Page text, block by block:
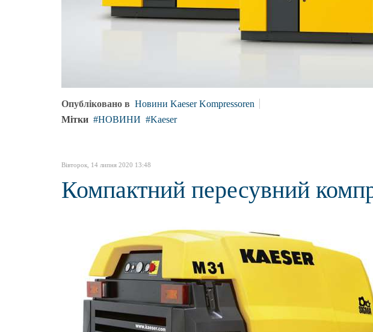
Опубліковано в Новини Kaeser Kompressoren
Мітки
НОВИНИ Kaeser
Вівторок, 14 липня 2020 13:48
Компактний пересувний